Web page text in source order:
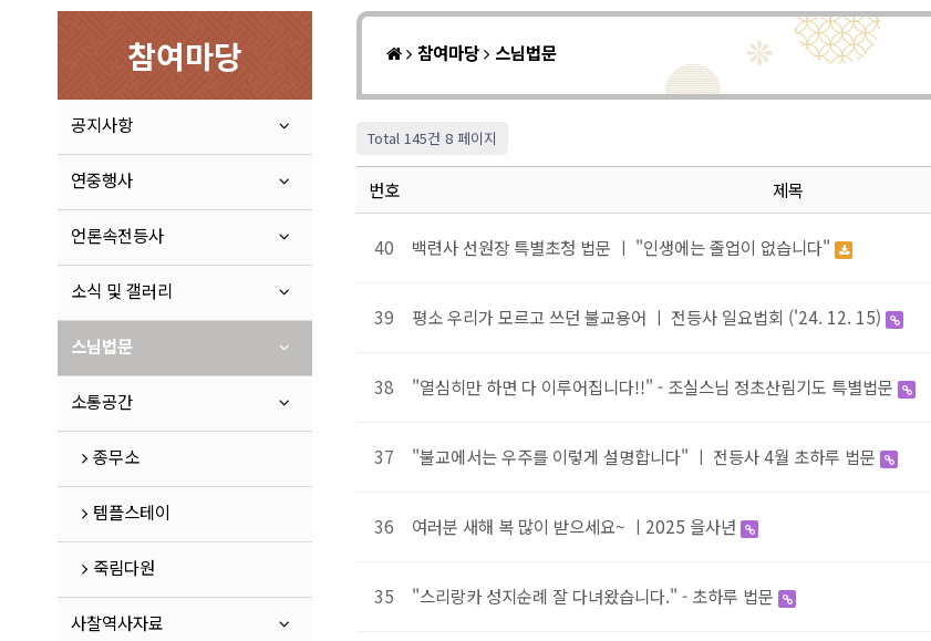
참여마당
공지사항
연중행사
언론속전등사
소식 및 갤러리
스님법문
소통공간
종무소
템플스테이
죽림다원
사찰역사자료
참여마당 스님법문
Total 145건 8 페이지
번호 제목
40 백련사 선원장 특별초청 법문 ㅣ "인생에는 졸업이 없습니다"
39 평소 우리가 모르고 쓰던 불교용어 ㅣ 전등사 일요법회 ('24. 12. 15)
38 "열심히만 하면 다 이루어집니다!!" - 조실스님 정초산림기도 특별법문
37 "불교에서는 우주를 이렇게 설명합니다" ㅣ 전등사 4월 초하루 법문
36 여러분 새해 복 많이 받으세요~ ㅣ2025 을사년
35 "스리랑카 성지순례 잘 다녀왔습니다." - 초하루 법문